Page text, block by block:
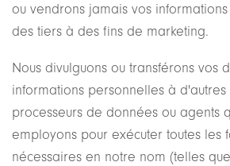
ou vendrons jamais vos
des tiers à des fins de marketing.
Nous divulguons ou transférons vos
informations personnelles à d'autres
processeurs de données ou agents
employons pour exécuter toutes les
nécessaires en notre nom (telles